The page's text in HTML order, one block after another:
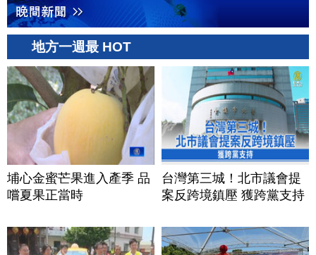
地方一週最 HOT
埔心金蜜芒果進入產季 品
嚐夏果正當時
台灣第三城！北市議會提
案反跨境鎮壓 獲跨黨支持